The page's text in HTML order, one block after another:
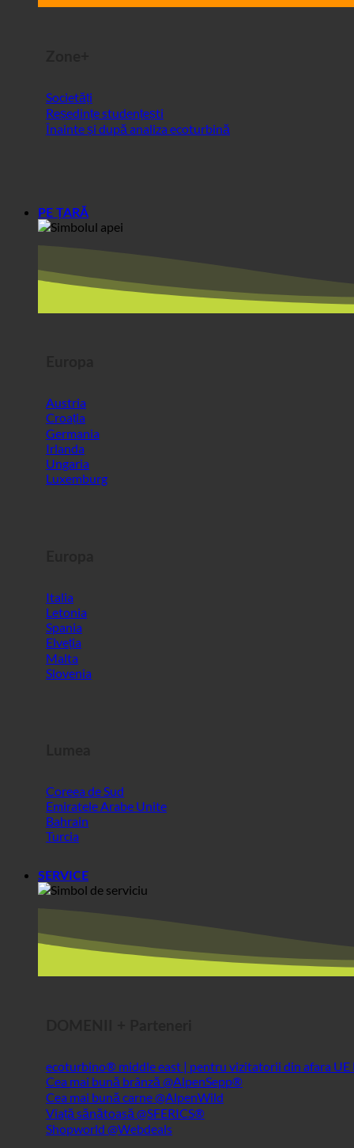
Societăți
Reședințe studențești
Înainte și după analiza ecoturbină
PE ȚARĂ
Austria
Croația
Germania
Irlanda
Ungaria
Luxemburg
Italia
Letonia
Spania
Elveția
Malta
Slovenia
Coreea de Sud
Emiratele Arabe Unite
Bahrain
Turcia
SERVICE
ecoturbino® middle east | pentru vizitatorii din afara UE
Cea mai bună brânză @AlpenSepp®
Cea mai bună carne @AlpenWild
Viață sănătoasă @SFERICS®
Shopworld @Webdeals